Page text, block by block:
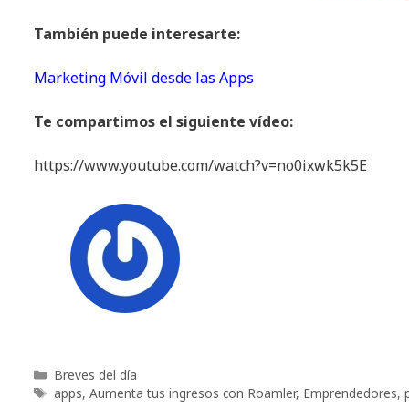
También puede interesarte:
Marketing Móvil desde las Apps
Te compartimos el siguiente vídeo:
https://www.youtube.com/watch?v=no0ixwk5k5E
Categorías
Breves del día
Etiquetas
apps, Aumenta tus ingresos con Roamler, Emprendedores,